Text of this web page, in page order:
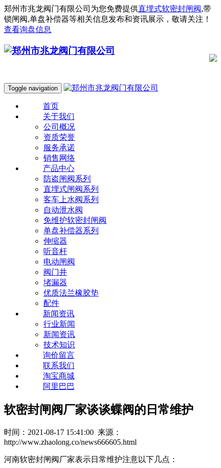
郑州市兆龙阀门有限公司为您免费提供直埋式软密封闸阀,带
锁闸阀,单盘补偿器等相关信息发布和资讯展示，敬请关注！
查看询盘信息
Toggle navigation
首页
关于我们
公司概况
资质荣誉
服务承诺
销售网络
产品中心
防盗闸阀系列
直埋式闸阀系列
客车上水阀系列
自动泄水阀
免维护软密封闸阀
单盘补偿器系列
伸缩器
听音杆
电动闸阀
阀门井
堵漏器
优质法兰橡胶垫
配件
新闻资讯
行业新闻
新闻资讯
技术知识
询价留言
联系我们
淘宝商城
阿里巴巴
软密封闸阀厂家谈谈蝶阀的日常维护
时间：2021-08-17 15:41:00 来源：
http://www.zhaolong.co/news666605.html
河南软密封闸阀厂家表示日常维护注意以下几点：